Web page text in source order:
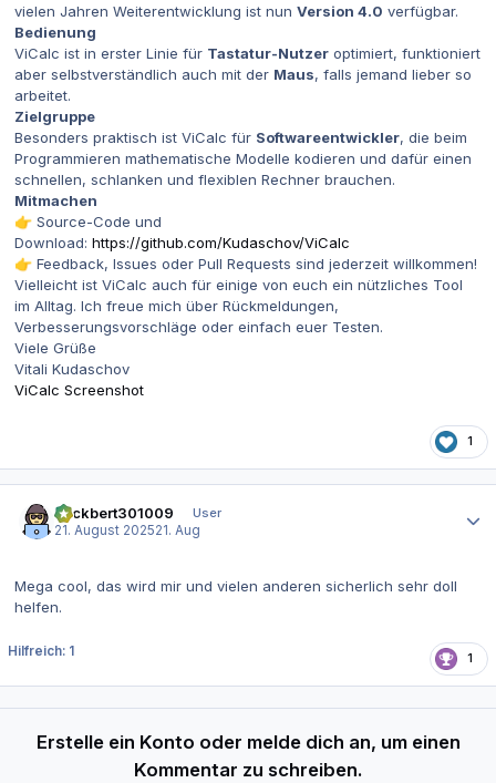
vielen Jahren Weiterentwicklung ist nun Version 4.0 verfügbar.
Bedienung
ViCalc ist in erster Linie für Tastatur-Nutzer optimiert, funktioniert
aber selbstverständlich auch mit der Maus, falls jemand lieber so
arbeitet.
Zielgruppe
Besonders praktisch ist ViCalc für Softwareentwickler, die beim
Programmieren mathematische Modelle kodieren und dafür einen
schnellen, schlanken und flexiblen Rechner brauchen.
Mitmachen
👉 Source-Code und
Download: https://github.com/Kudaschov/ViCalc
👉 Feedback, Issues oder Pull Requests sind jederzeit willkommen!
Vielleicht ist ViCalc auch für einige von euch ein nützliches Tool
im Alltag. Ich freue mich über Rückmeldungen,
Verbesserungsvorschläge oder einfach euer Testen.
Viele Grüße
Vitali Kudaschov
ViCalc Screenshot
1
hackbert301009
User
21. August 202521. Aug
Mega cool, das wird mir und vielen anderen sicherlich sehr doll
helfen.
Hilfreich: 1 1
Erstelle ein Konto oder melde dich an, um einen
Kommentar zu schreiben.